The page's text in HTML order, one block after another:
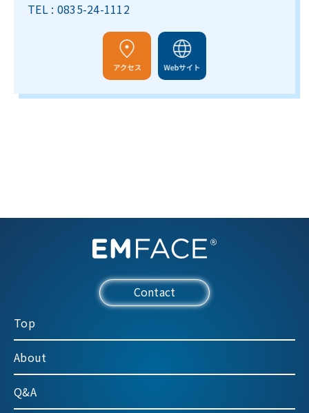
TEL : 0835-24-1112
Top
About
Q&A
Contact